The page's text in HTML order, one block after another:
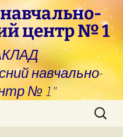
центр № 1
навчально-
№ 1"
Пошук: